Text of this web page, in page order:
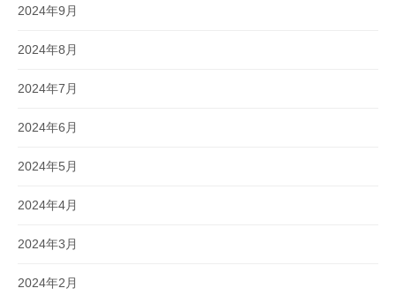
2024年9月
2024年8月
2024年7月
2024年6月
2024年5月
2024年4月
2024年3月
2024年2月